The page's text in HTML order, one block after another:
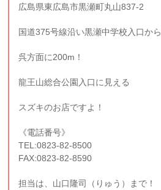
広島県東広島市黒瀬町丸山837-2
国道375号線沿い黒瀬中学校入口から
呉方面に200m！
龍王山総合公園入口に見える
スズキのお店ですよ！
《電話番号》
TEL:0823-82-8500
FAX:0823-82-8590
担当は、山口隆司（りゅう）まで！